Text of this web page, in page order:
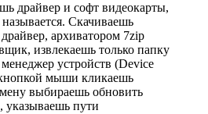
драйвер и софт видеокарты,
Скачиваешь
архиватором 7zip
извлекаешь только папку
устройств (Device
мыши кликаешь
выбираешь обновить
указываешь пути